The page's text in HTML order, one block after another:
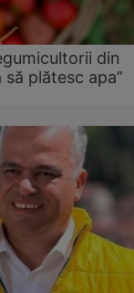
din
plătesc apa”